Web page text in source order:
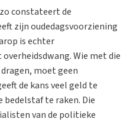
constateert de
zijn oudedagsvoorziening
is echter
Wie met die
moet geen
de kans veel geld te
bedelstaf te raken. Die
van de politieke